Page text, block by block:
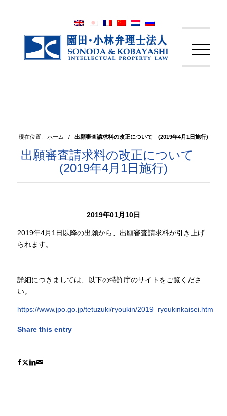
現在位置: ホーム / 出願審査請求料の改正について (2019年4月1日施行)
出願審査請求料の改正について
(2019年4月1日施行)
2019年01月10日
2019年4月1日以降の出願から、出願審査請求料が引き上げ
られます。
詳細につきましては、以下の特許庁のサイトをご覧くださ
い。
https://www.jpo.go.jp/tetuzuki/ryoukin/2019_ryoukinkaisei.htm
Share this entry